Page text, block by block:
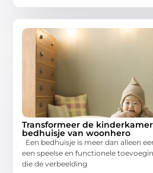
Transformeer de
bedhuisje van woonhero
Een bedhuisje is meer dan alleen
een speelse en functionele
die de verbeelding